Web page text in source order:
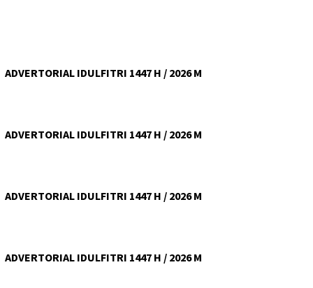
ADVERTORIAL IDULFITRI 1447 H / 2026 M
ADVERTORIAL IDULFITRI 1447 H / 2026 M
ADVERTORIAL IDULFITRI 1447 H / 2026 M
ADVERTORIAL IDULFITRI 1447 H / 2026 M